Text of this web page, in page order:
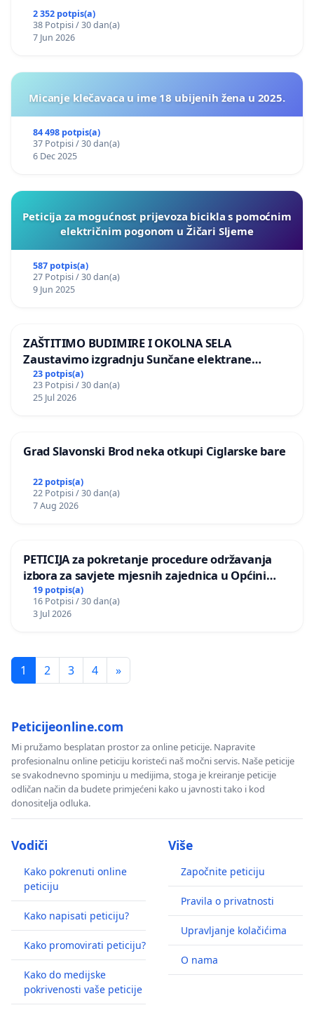
2 352 potpis(a)
38 Potpisi / 30 dan(a)
7 Jun 2026
Micanje klečavaca u ime 18 ubijenih žena u 2025.
84 498 potpis(a)
37 Potpisi / 30 dan(a)
6 Dec 2025
Peticija za mogućnost prijevoza bicikla s pomoćnim
električnim pogonom u Žičari Sljeme
587 potpis(a)
27 Potpisi / 30 dan(a)
9 Jun 2025
ZAŠTITIMO BUDIMIRE I OKOLNA SELA
Zaustavimo izgradnju Sunčane elektrane
Vedrine na području Ugljana
23 potpis(a)
23 Potpisi / 30 dan(a)
25 Jul 2026
Grad Slavonski Brod neka otkupi Ciglarske bare
22 potpis(a)
22 Potpisi / 30 dan(a)
7 Aug 2026
PETICIJA za pokretanje procedure održavanja
izbora za savjete mjesnih zajednica u Općini
Bugojno
19 potpis(a)
16 Potpisi / 30 dan(a)
3 Jul 2026
1 2 3 4 »
Peticijeonline.com
Mi pružamo besplatan prostor za online peticije. Napravite
profesionalnu online peticiju koristeći naš močni servis. Naše peticije
se svakodnevno spominju u medijima, stoga je kreiranje peticije
odličan način da budete primjećeni kako u javnosti tako i kod
donositelja odluka.
Vodiči
Kako pokrenuti online
peticiju
Kako napisati peticiju?
Kako promovirati peticiju?
Kako do medijske
pokrivenosti vaše peticije
Više
Započnite peticiju
Pravila o privatnosti
Upravljanje kolačićima
O nama